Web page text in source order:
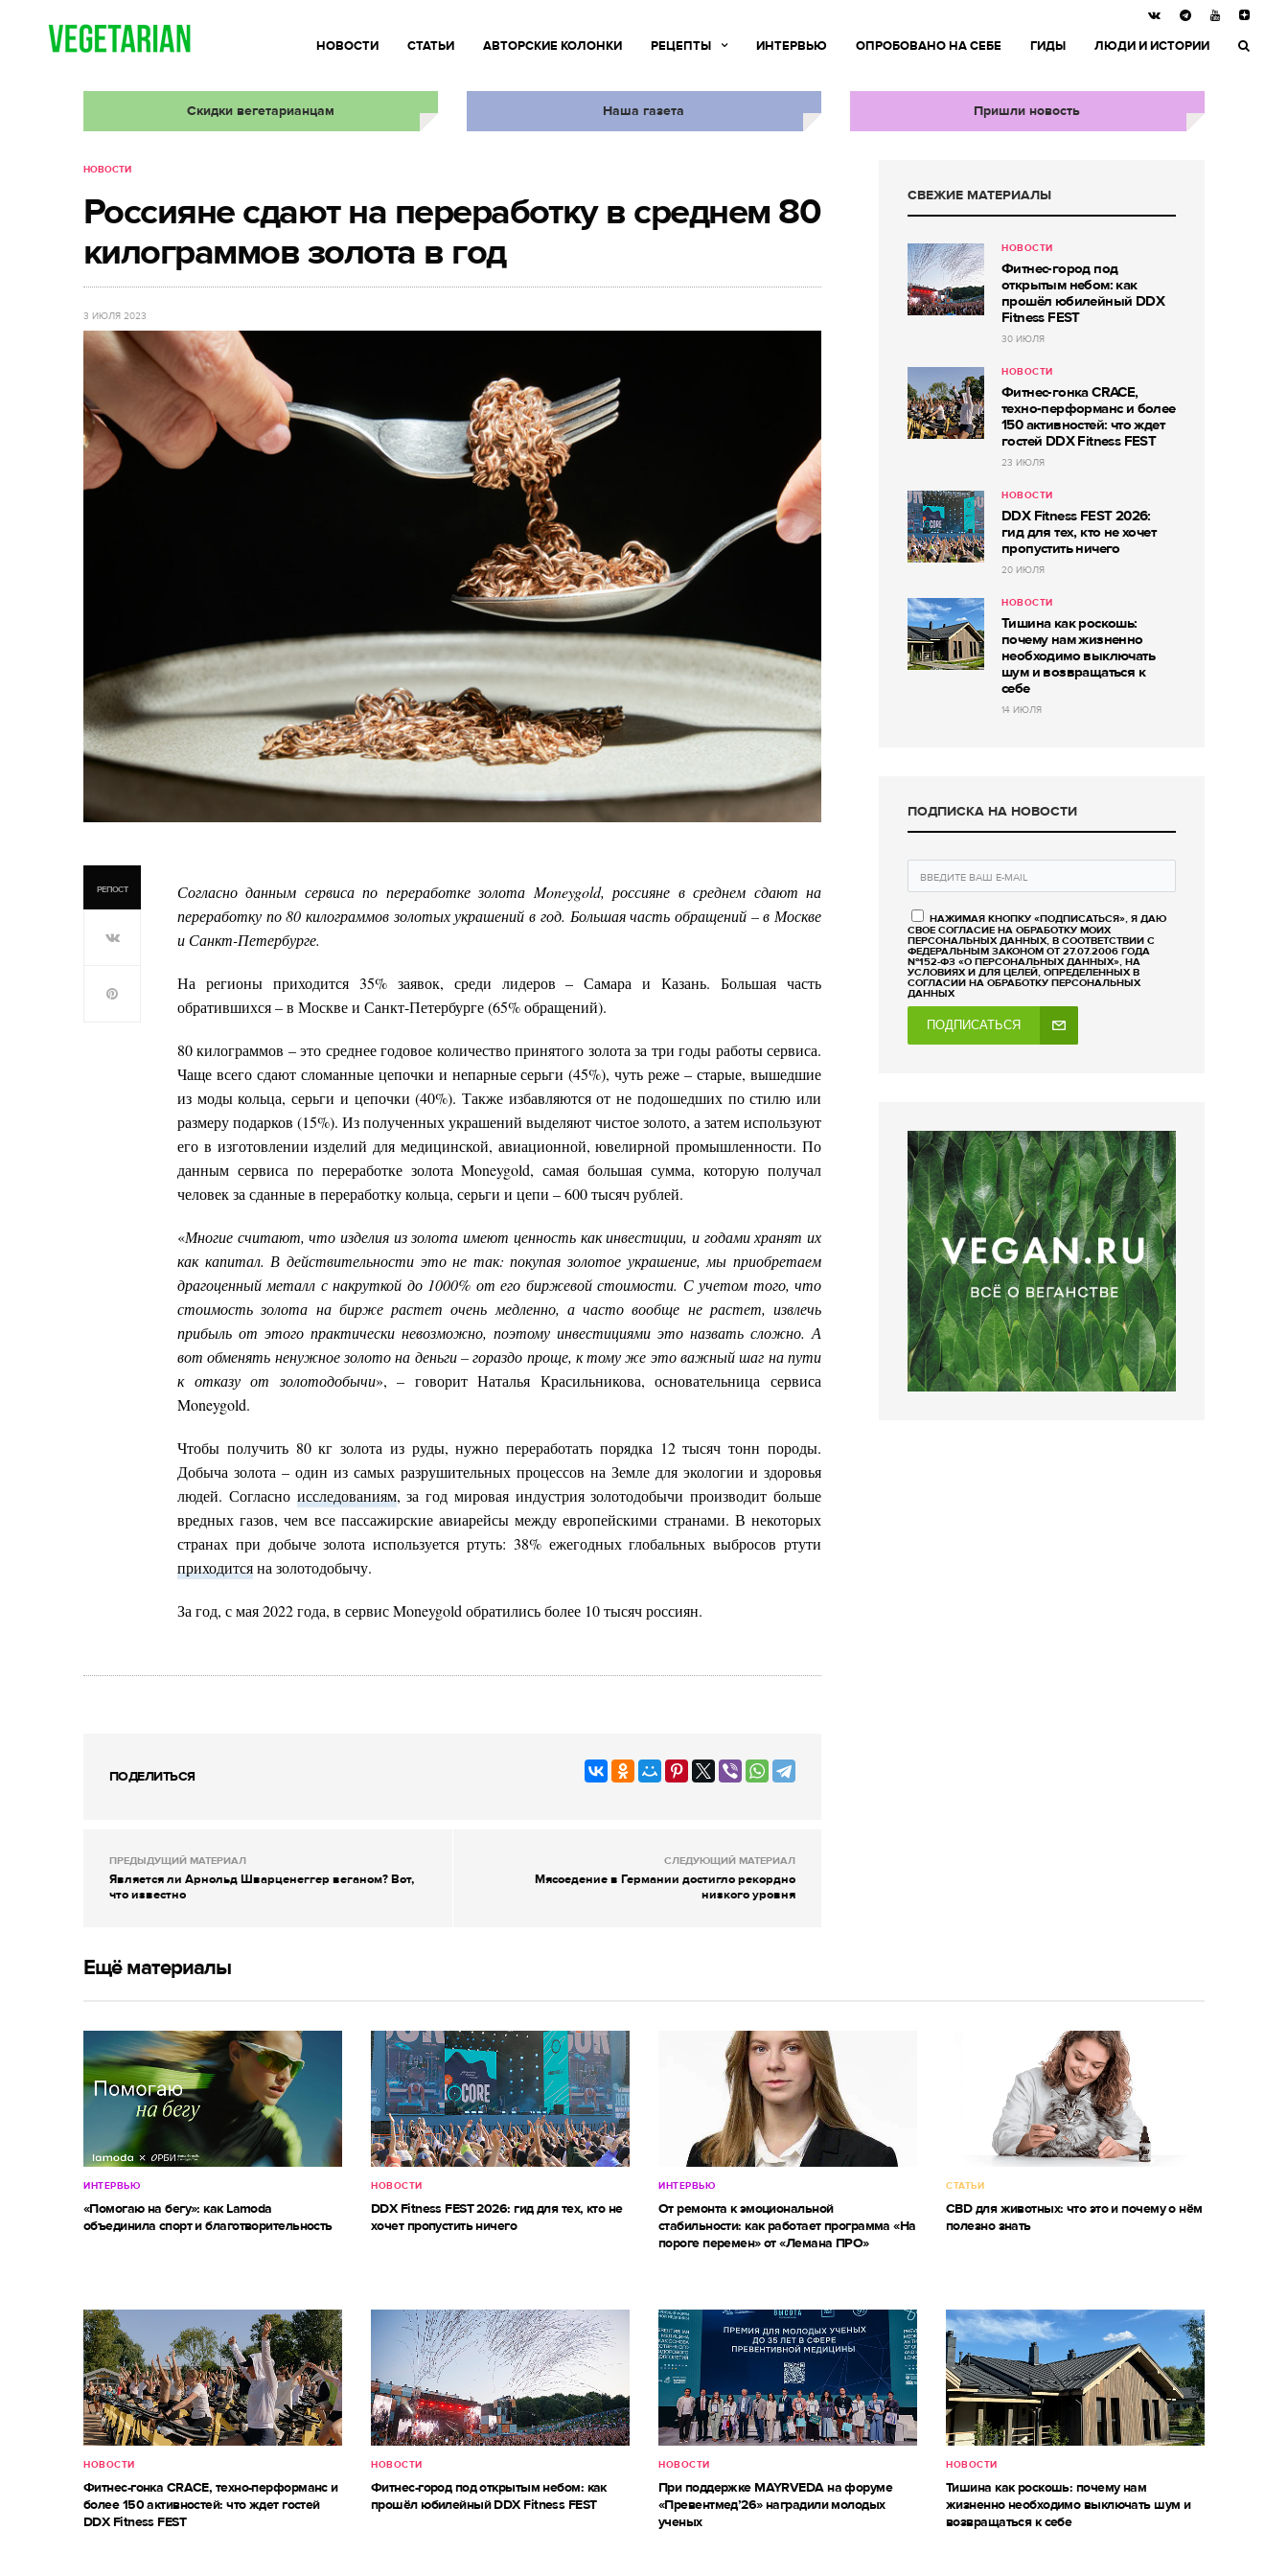
НОВОСТИ СТАТЬИ АВТОРСКИЕ КОЛОНКИ РЕЦЕПТЫ ИНТЕРВЬЮ ОПРОБОВАНО НА СЕБЕ ГИДЫ ЛЮДИ И ИСТОРИИ
Скидки вегетарианцам Наша газета Пришли новость
НОВОСТИ
Россияне сдают на переработку в среднем 80
килограммов золота в год
3 ИЮЛЯ 2023
РЕПОСТ
Согласно данным сервиса по переработке золота Moneygold, россияне в среднем сдают на
переработку по 80 килограммов золотых украшений в год. Большая часть обращений – в Москве
и Санкт-Петербурге.
На регионы приходится 35% заявок, среди лидеров – Самара и Казань. Большая часть
обратившихся – в Москве и Санкт-Петербурге (65% обращений).
80 килограммов – это среднее годовое количество принятого золота за три годы работы сервиса.
Чаще всего сдают сломанные цепочки и непарные серьги (45%), чуть реже – старые, вышедшие
из моды кольца, серьги и цепочки (40%). Также избавляются от не подошедших по стилю или
размеру подарков (15%). Из полученных украшений выделяют чистое золото, а затем используют
его в изготовлении изделий для медицинской, авиационной, ювелирной промышленности. По
данным сервиса по переработке золота Moneygold, самая большая сумма, которую получал
человек за сданные в переработку кольца, серьги и цепи – 600 тысяч рублей.
«Многие считают, что изделия из золота имеют ценность как инвестиции, и годами хранят их
как капитал. В действительности это не так: покупая золотое украшение, мы приобретаем
драгоценный металл с накруткой до 1000% от его биржевой стоимости. С учетом того, что
стоимость золота на бирже растет очень медленно, а часто вообще не растет, извлечь
прибыль от этого практически невозможно, поэтому инвестициями это назвать сложно. А
вот обменять ненужное золото на деньги – гораздо проще, к тому же это важный шаг на пути
к отказу от золотодобычи», – говорит Наталья Красильникова, основательница сервиса
Moneygold.
Чтобы получить 80 кг золота из руды, нужно переработать порядка 12 тысяч тонн породы.
Добыча золота – один из самых разрушительных процессов на Земле для экологии и здоровья
людей. Согласно исследованиям, за год мировая индустрия золотодобычи производит больше
вредных газов, чем все пассажирские авиарейсы между европейскими странами. В некоторых
странах при добыче золота используется ртуть: 38% ежегодных глобальных выбросов ртути
приходитсяна золотодобычу.
За год, с мая 2022 года, в сервис Moneygold обратились более 10 тысяч россиян.
ПОДЕЛИТЬСЯ
ПРЕДЫДУЩИЙ МАТЕРИАЛ
Является ли Арнольд Шварценеггер веганом? Вот,
что известно
СЛЕДУЮЩИЙ МАТЕРИАЛ
Мясоедение в Германии достигло рекордно
низкого уровня
СВЕЖИЕ МАТЕРИАЛЫ
НОВОСТИ
Фитнес-город под
открытым небом: как
прошёл юбилейный DDX
Fitness FEST
30 ИЮЛЯ
НОВОСТИ
Фитнес-гонка CRACE,
техно-перформанс и более
150 активностей: что ждет
гостей DDX Fitness FEST
23 ИЮЛЯ
НОВОСТИ
DDX Fitness FEST 2026:
гид для тех, кто не хочет
пропустить ничего
20 ИЮЛЯ
НОВОСТИ
Тишина как роскошь:
почему нам жизненно
необходимо выключать
шум и возвращаться к
себе
14 ИЮЛЯ
ПОДПИСКА НА НОВОСТИ
НАЖИМАЯ КНОПКУ «ПОДПИСАТЬСЯ», Я ДАЮ
СВОЕ СОГЛАСИЕ НА ОБРАБОТКУ МОИХ
ПЕРСОНАЛЬНЫХ ДАННЫХ, В СООТВЕТСТВИИ С
ФЕДЕРАЛЬНЫМ ЗАКОНОМ ОТ 27.07.2006 ГОДА
№152-ФЗ «О ПЕРСОНАЛЬНЫХ ДАННЫХ», НА
УСЛОВИЯХ И ДЛЯ ЦЕЛЕЙ, ОПРЕДЕЛЕННЫХ В
СОГЛАСИИ НА ОБРАБОТКУ ПЕРСОНАЛЬНЫХ
ДАННЫХ
ПОДПИСАТЬСЯ
Ещё материалы
ИНТЕРВЬЮ
«Помогаю на бегу»: как Lamoda
объединила спорт и благотворительность
НОВОСТИ
DDX Fitness FEST 2026: гид для тех, кто не
хочет пропустить ничего
ИНТЕРВЬЮ
От ремонта к эмоциональной
стабильности: как работает программа «На
пороге перемен» от «Лемана ПРО»
СТАТЬИ
CBD для животных: что это и почему о нём
полезно знать
НОВОСТИ
Фитнес-гонка CRACE, техно-перформанс и
более 150 активностей: что ждет гостей
DDX Fitness FEST
НОВОСТИ
Фитнес-город под открытым небом: как
прошёл юбилейный DDX Fitness FEST
НОВОСТИ
При поддержке MAYRVEDA на форуме
«Превентмед’26» наградили молодых
ученых
НОВОСТИ
Тишина как роскошь: почему нам
жизненно необходимо выключать шум и
возвращаться к себе